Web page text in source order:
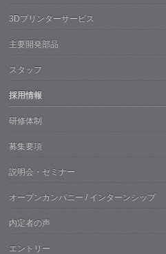
3Dプリンターサービス
主要開発部品
スタッフ
採用情報
研修体制
募集要項
説明会・セミナー
オープンカンパニー / インターンシップ
内定者の声
エントリー